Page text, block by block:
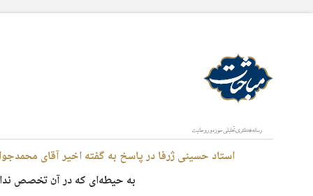
استاد حسینی ژرفا در پاسخ به گفته‌ اخیر آقای
به حیطه‌ای که در آن تخصص